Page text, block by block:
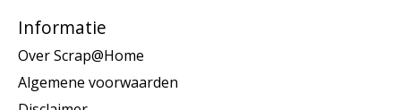
Informatie
Over Scrap@Home
Algemene voorwaarden